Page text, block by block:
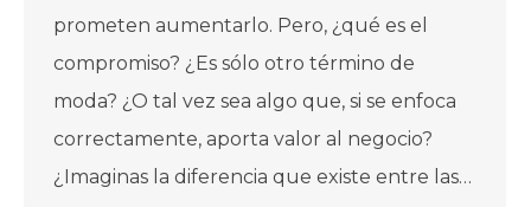
prometen aumentarlo. Pero, ¿qué es el
compromiso? ¿Es sólo otro término de
moda? ¿O tal vez sea algo que, si se enfoca
correctamente, aporta valor al negocio?
¿Imaginas la diferencia que existe entre las…